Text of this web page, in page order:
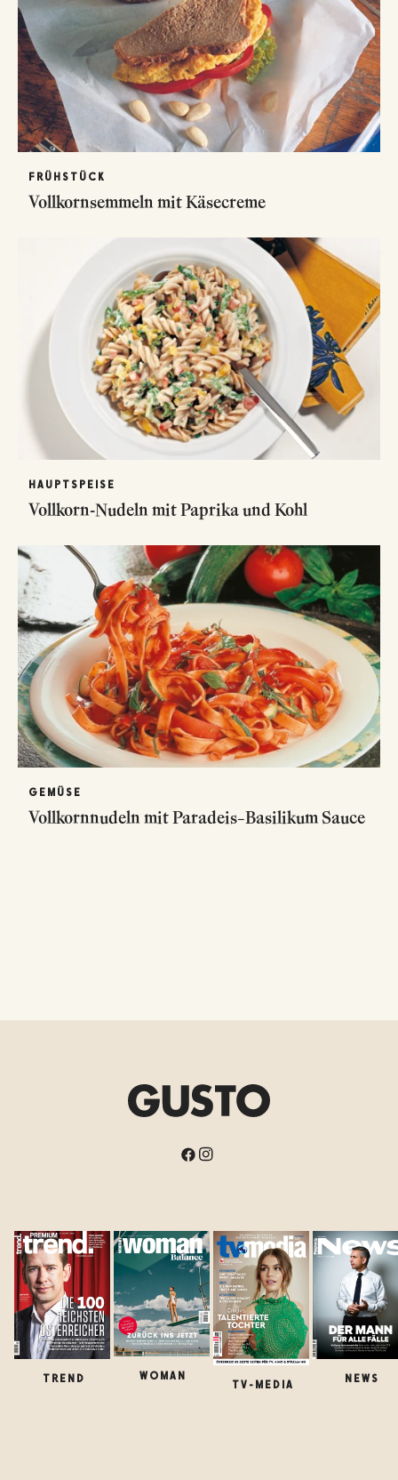
FRÜHSTÜCK
Vollkornsemmeln mit Käsecreme
HAUPTSPEISE
Vollkorn-Nudeln mit Paprika und Kohl
GEMÜSE
Vollkornnudeln mit Paradeis–Basilikum Sauce
TREND WOMAN
TV-MEDIA
NEWS